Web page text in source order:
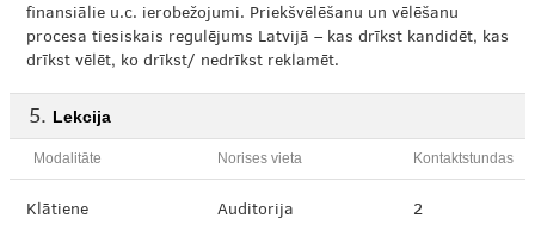
finansiālie u.c. ierobežojumi. Priekšvēlēšanu un vēlēšanu
procesa tiesiskais regulējums Latvijā – kas drīkst kandidēt, kas
drīkst vēlēt, ko drīkst/ nedrīkst reklamēt.
Lekcija
Modalitāte Norises vieta Kontaktstundas
Klātiene Auditorija 2